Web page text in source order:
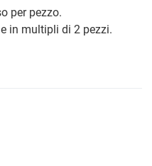
per pezzo.
in multipli di 2 pezzi.